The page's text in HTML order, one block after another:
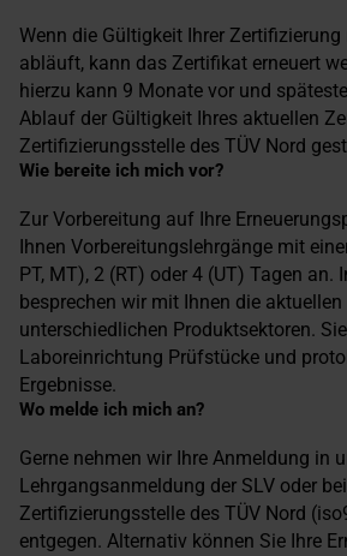
Wenn die Gültigkeit Ihrer
abläuft, kann das Zertifikat erneuert
hierzu kann 9 Monate vor und
Ablauf der Gültigkeit Ihres aktuellen
Zertifizierungsstelle des TÜV Nord
Wie bereite ich mich vor?
Zur Vorbereitung auf Ihre
Ihnen Vorbereitungslehrgänge mit
PT, MT), 2 (RT) oder 4 (UT) Tagen an.
besprechen wir mit Ihnen die
unterschiedlichen Produktsektoren.
Laboreinrichtung Prüfstücke und
Ergebnisse.
Wo melde ich mich an?
Gerne nehmen wir Ihre Anmeldung in
Lehrgangsanmeldung der SLV oder
Zertifizierungsstelle des TÜV Nord
entgegen. Alternativ können Sie Ihre